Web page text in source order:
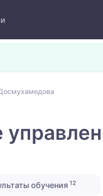
обучения 12